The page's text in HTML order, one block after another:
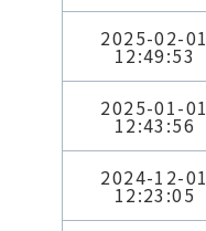
2025-02-01
12:49:53
2025-01-01
12:43:56
2024-12-01
12:23:05